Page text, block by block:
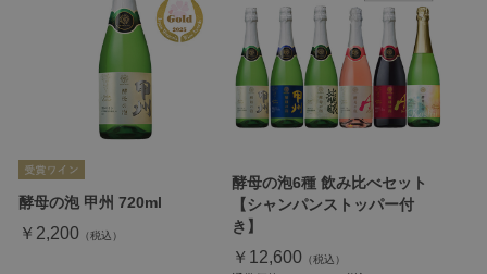
酵母の泡 甲州 720ml
￥2,200
酵母の泡6種 飲み比べセット
【シャンパンストッパー付
き】
￥12,600